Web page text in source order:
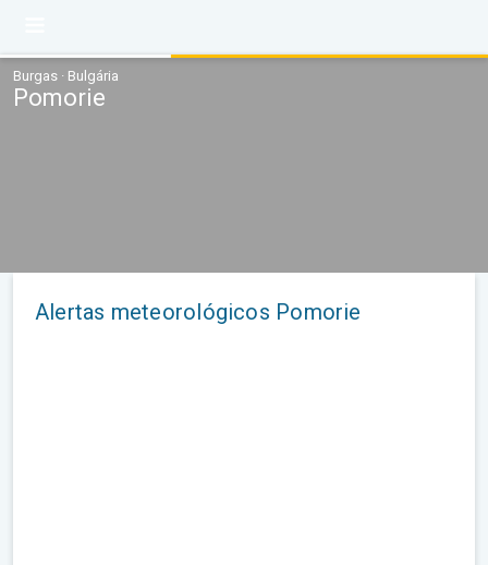
Burgas · Bulgária
Pomorie
Alertas meteorológicos Pomorie